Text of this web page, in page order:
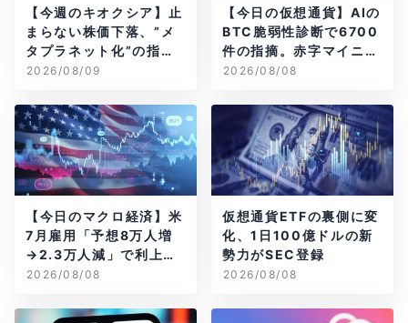
【今週のキオクシア】止
まらない株価下落、”メ
タプラネット化”の指摘
は本当？
2026/08/09
【今日の仮想通貨】AIの
BTC脆弱性診断で6700
件の指摘。赤字マイニン
グ企業はAIに賭ける
2026/08/08
【今日のマクロ経済】米
7月雇用「予想8万人増
→2.3万人減」で利上げ
観測後退
2026/08/08
仮想通貨ETFの裏側に変
化、1日100億ドルの新
勢力がSEC登録
2026/08/08